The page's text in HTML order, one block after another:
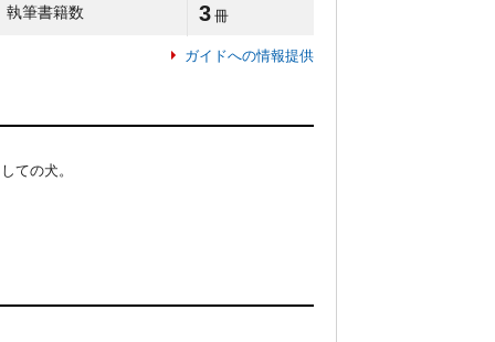
執筆書籍数 3 冊
ガイドへの情報提供
ての犬。